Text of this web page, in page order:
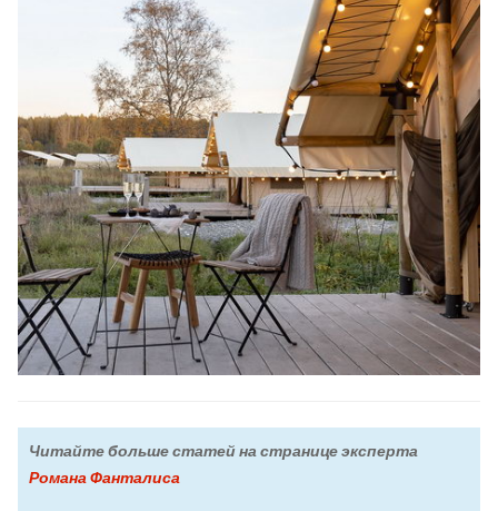
Читайте больше статей на странице эксперта
Романа Фанталиса